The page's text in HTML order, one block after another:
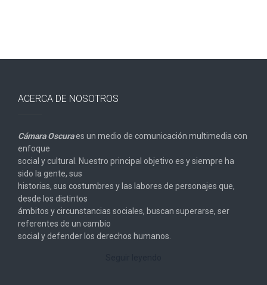
ACERCA DE NOSOTROS
Cámara Oscuraes un medio de comunicación multimedia con
enfoque
social y cultural. Nuestro principal objetivo es y siempre ha
sido la gente, sus
historias, sus costumbres y las labores de personajes que,
desde los distintos
ámbitos y circunstancias sociales, buscan superarse, ser
referentes de un cambio
social y defender los derechos humanos.